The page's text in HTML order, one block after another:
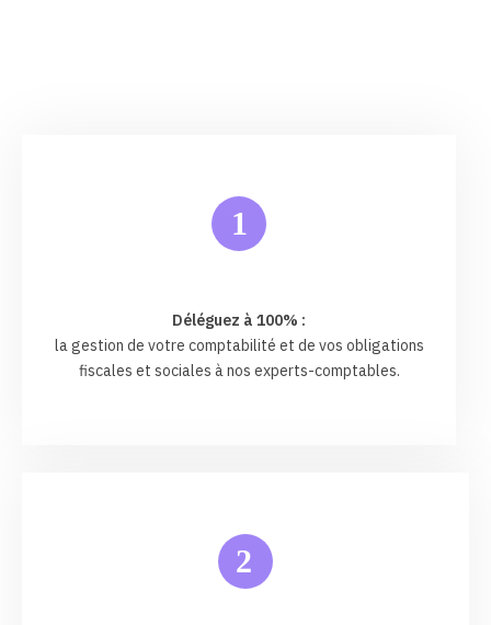
1
Déléguez à 100% :
la gestion de votre comptabilité et de vos obligations
fiscales et sociales à nos experts-comptables.
2